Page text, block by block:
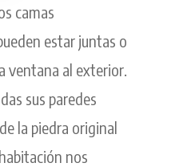
camas
estar juntas o
ventana al exterior.
sus paredes
la piedra original
nos